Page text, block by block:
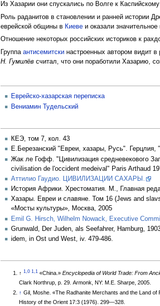
Из Хазарии они спускались по Волге к
Роль раданитов в становлении и ранней истории
еврейской общины в Киеве и оказали
Отношение некоторых российских историков к
Группаантисемитски настроенных автором видит
Н. Гумилёв считал, что они поработили Хазарию,
Еврейско-хазарская переписка
Вениамин Тудельский
КЕЭ, том 7, кол. 43
Е.Березанский "Евреи, хазары, Русь". Герцлия,
Жак ле Гофф. "Цивилизация средневекового
civilisation de l'occident medeival" Paris Arthaud
Аттилио Гаудио. ЦИВИЛИЗАЦИИ САХАРЫ.
История Африки. Хрестоматия. М., Главная
Хазары. Евреи и славяне. Том 16 (Jews and
«Мосты культуры», Москва, 2005
Emil G. Hirsch, Wilhelm Nowack, Executive
Grunwald, Der Juden, als Seefahrer, Hamburg,
idem, in Ost und West, iv. 479-486.
↑ 1,0 1,1 «China.» Encyclopedia of World Trade: From
Clark Northrup, p. 29. Armonk, NY: M.E. Sharpe, 2005.
↑ Gil, Moshe. «The Radhanite Merchants and the Land of
History of the Orient 17:3 (1976). 299—328.